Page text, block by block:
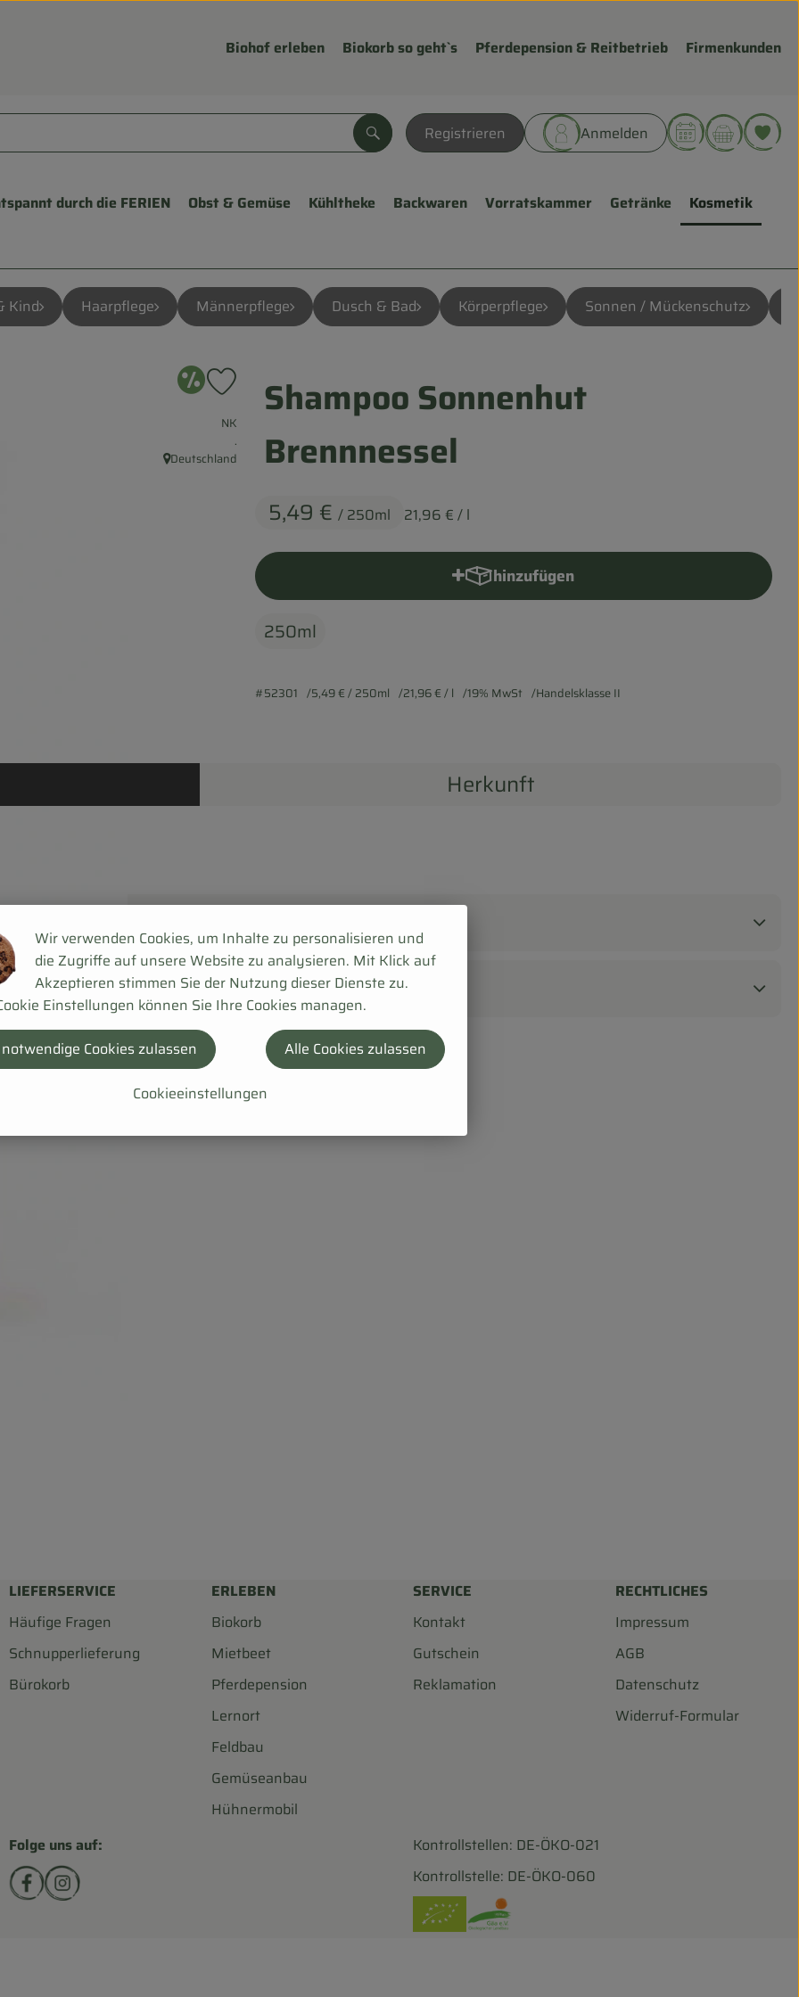
Biohof erleben Biokorb so geht`s Pferdepension & Reitbetrieb Firmenkunden
Registrieren Anmelden
Suchen
durch die FERIEN Obst & Gemüse Kühltheke Backwaren Vorratskammer Getränke Kosmetik
Kind Haarpflege Männerpflege Dusch & Bad Körperpflege Sonnen / Mückenschutz
Shampoo Sonnenhut
Brennnessel
5,49 € / 250ml 21,96 € / l
Produkt zu Favouriten hinzufügen
Angebot
, Verband:
NK
, Kontrollstelle:
.
, Herkunft:
Deutschland
hinzufügen
Produkt zum Warenkorb hinzufügen
250ml
#52301 5,49 €/ 250ml 21,96 €/ l 19% MwSt Handelsklasse II
Herkunft
LIEFERSERVICE
Häufige Fragen
Schnupperlieferung
Bürokorb
ERLEBEN
Biokorb
Mietbeet
Pferdepension
Lernort
Feldbau
Gemüseanbau
Hühnermobil
SERVICE
Kontakt
Gutschein
Reklamation
RECHTLICHES
Impressum
AGB
Datenschutz
Widerruf-Formular
Folge uns auf:
Externer Link zu https://www.facebook.com/biohofscharf/
Externer Link zu https://www.instagram.com/biohofscharf/?hl=de
Kontrollstellen: DE-ÖKO-021
Kontrollstelle: DE-ÖKO-060
Wir verwenden Cookies, um Inhalte zu personalisieren und
die Zugriffe auf unsere Website zu analysieren. Mit Klick auf
Akzeptieren stimmen Sie der Nutzung dieser Dienste zu.
Einstellungen können Sie Ihre Cookies managen.
Cookieeinstellungen
Cookies zulassen Alle Cookies zulassen